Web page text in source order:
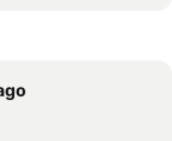
Matsue
Matsue-ekimae
Route 9